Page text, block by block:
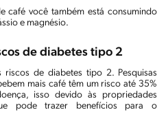
café você também está consumindo
e magnésio.
de diabetes tipo 2
riscos de diabetes tipo 2. Pesquisas
mais café têm um risco até 35%
isso devido às propriedades
pode trazer benefícios para o